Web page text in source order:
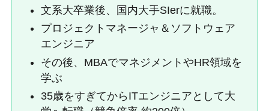
文系大卒業後、国内大手SIerに就職。
プロジェクトマネージャ＆ソフトウェア
エンジニア
その後、MBAでマネジメントやHR領域を
学ぶ
35歳をすぎてからITエンジニアとして大